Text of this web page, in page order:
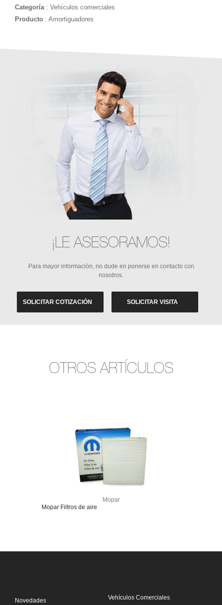
Categoría : Vehículos comerciales
Producto : Amortiguadores
¡LE ASESORAMOS!
Para mayor información, no dude en ponerse en contacto con
nosotros.
SOLICITAR COTIZACIÓN SOLICITAR VISITA
OTROS ARTÍCULOS
Mopar
Mopar Filtros de aire
Novedades Vehículos Comerciales